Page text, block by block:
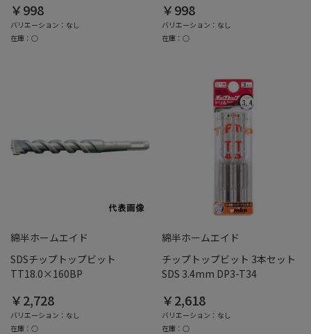
￥998
バリエーション：なし
在庫：○
￥998
バリエーション：なし
在庫：○
綿半ホームエイド
SDSチップトップビット
TT18.0×160BP
￥2,728
バリエーション：なし
在庫：○
綿半ホームエイド
チップトップビット 3本セット
SDS 3.4mm DP3-T34
￥2,618
バリエーション：なし
在庫：○